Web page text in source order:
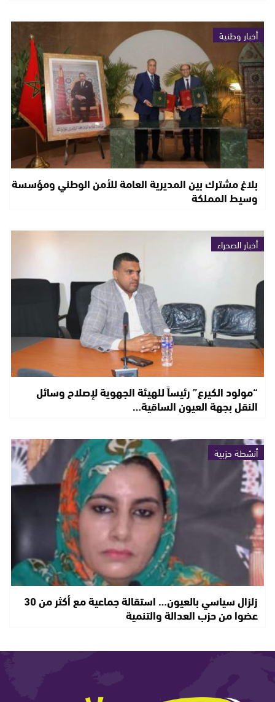
أخبار وطنية
بلاغ مشترك بين المديرية العامة للأمن الوطني ومؤسسة
وسيط المملكة
أخبار الصحراء
“مولود الكيرع” رئيساً للهيئة الجهوية لإصلاح وسائل
النقل بجهة العيون الساقية…
أنشطة حزبية
زلزال سياسي بالعيون… استقالة جماعية مع أكثر من 30
عضوا من حزب العدالة والتنمية